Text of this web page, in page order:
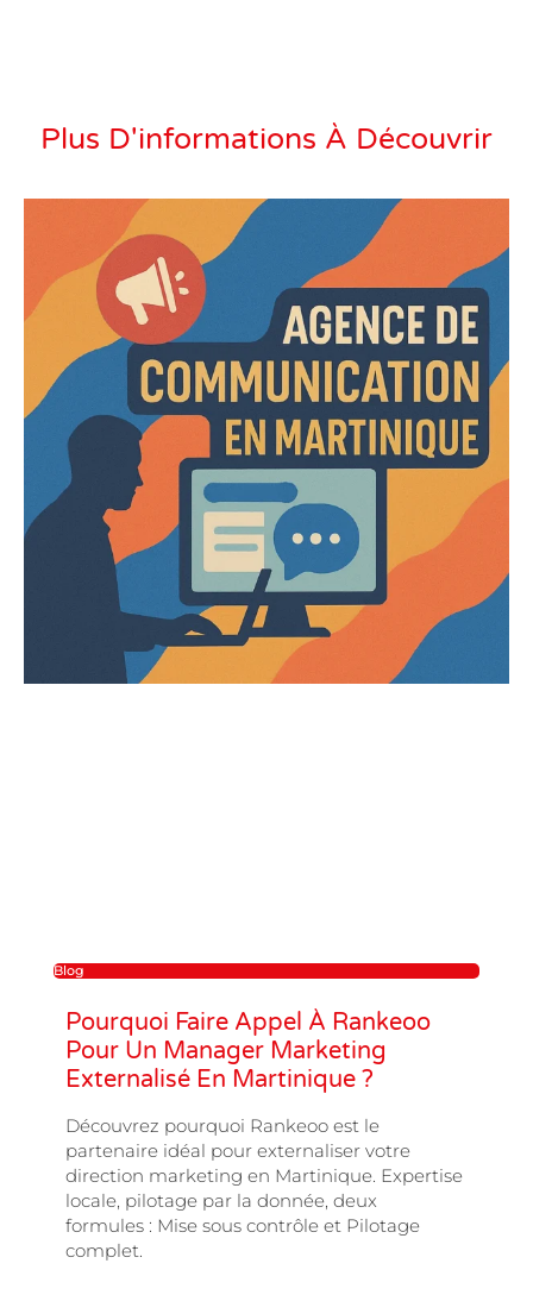
Plus D'informations À Découvrir
Blog
Pourquoi Faire Appel À Rankeoo
Pour Un Manager Marketing
Externalisé En Martinique ?
Découvrez pourquoi Rankeoo est le
partenaire idéal pour externaliser votre
direction marketing en Martinique. Expertise
locale, pilotage par la donnée, deux
formules : Mise sous contrôle et Pilotage
complet.